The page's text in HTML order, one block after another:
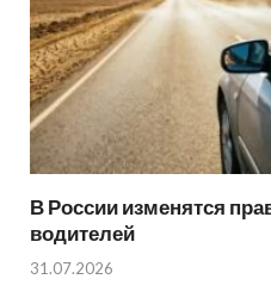
В России изменятся
водителей
31.07.2026